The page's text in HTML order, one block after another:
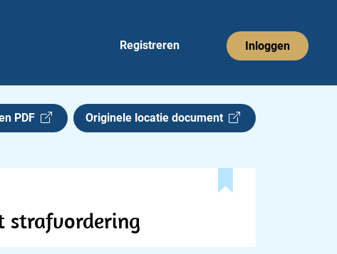
Registreren Inloggen
PDF Originele locatie document
strafvordering